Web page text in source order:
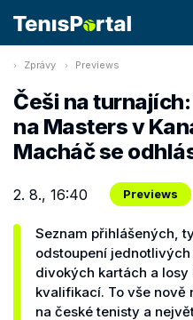
Zprávy Previews
Češi na turnajích:
na Masters v
Macháč se
2. 8., 16:40 Previews
Seznam přihlášených,
odstoupení
divokých kartách a
kvalifikací. To vše nově
na české tenisty a